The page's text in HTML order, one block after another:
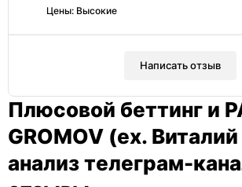
Цены: Высокие
Написать отзыв
Плюсовой беттинг и
GROMOV (ex.
анализ телеграм-